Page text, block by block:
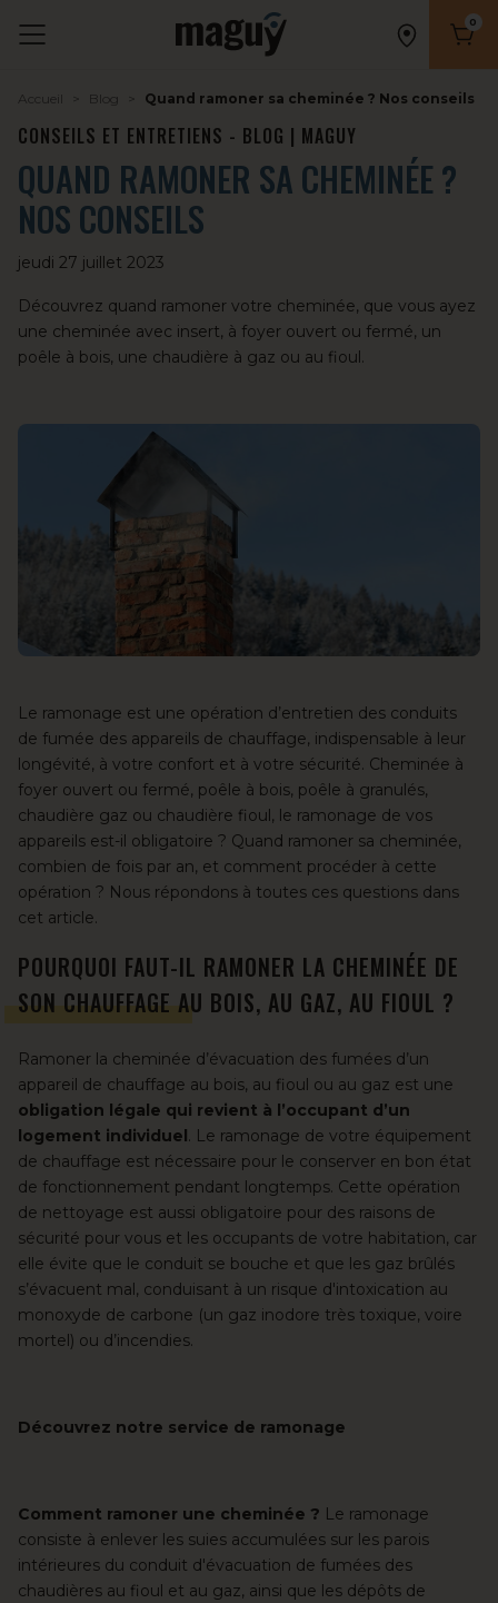
0
Accueil Blog Quand ramoner sa cheminée ? Nos conseils
CONSEILS ET ENTRETIENS - BLOG | MAGUY
QUAND RAMONER SA CHEMINÉE ?
NOS CONSEILS
jeudi 27 juillet 2023
Découvrez quand ramoner votre cheminée, que vous ayez
une cheminée avec insert, à foyer ouvert ou fermé, un
poêle à bois, une chaudière à gaz ou au fioul.
Le ramonage est une opération d’entretien des conduits
de fumée des appareils de chauffage, indispensable à leur
longévité, à votre confort et à votre sécurité. Cheminée à
foyer ouvert ou fermé, poêle à bois, poêle à granulés,
chaudière gaz ou chaudière fioul, le ramonage de vos
appareils est-il obligatoire ? Quand ramoner sa cheminée,
combien de fois par an, et comment procéder à cette
opération ? Nous répondons à toutes ces questions dans
cet article.
POURQUOI FAUT-IL RAMONER LA CHEMINÉE DE
SON CHAUFFAGE AU BOIS, AU GAZ, AU FIOUL ?
Ramoner la cheminée d’évacuation des fumées d’un
appareil de chauffage au bois, au fioul ou au gaz est une
obligation légale qui revient à l’occupant d’un
logement individuel. Le ramonage de votre équipement
de chauffage est nécessaire pour le conserver en bon état
de fonctionnement pendant longtemps. Cette opération
de nettoyage est aussi obligatoire pour des raisons de
sécurité pour vous et les occupants de votre habitation, car
elle évite que le conduit se bouche et que les gaz brûlés
s’évacuent mal, conduisant à un risque d'intoxication au
monoxyde de carbone (un gaz inodore très toxique, voire
mortel) ou d’incendies.
Découvrez notre service de ramonage
Comment ramoner une cheminée ? Le ramonage
consiste à enlever les suies accumulées sur les parois
intérieures du conduit d'évacuation de fumées des
chaudières au fioul et au gaz, ainsi que les dépôts de